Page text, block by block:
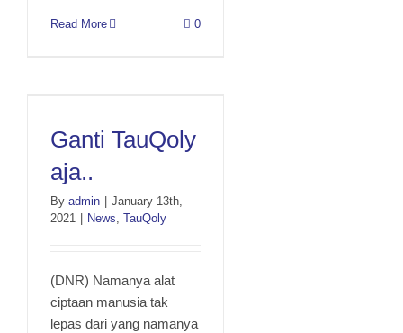
Read More 0
Ganti TauQoly
aja..
By admin
January 13th,
2021
News, TauQoly
(DNR) Namanya alat
ciptaan manusia tak
lepas dari yang namanya